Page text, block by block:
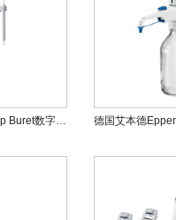
德国艾本德Eppendorf Top Buret数字滴定仪